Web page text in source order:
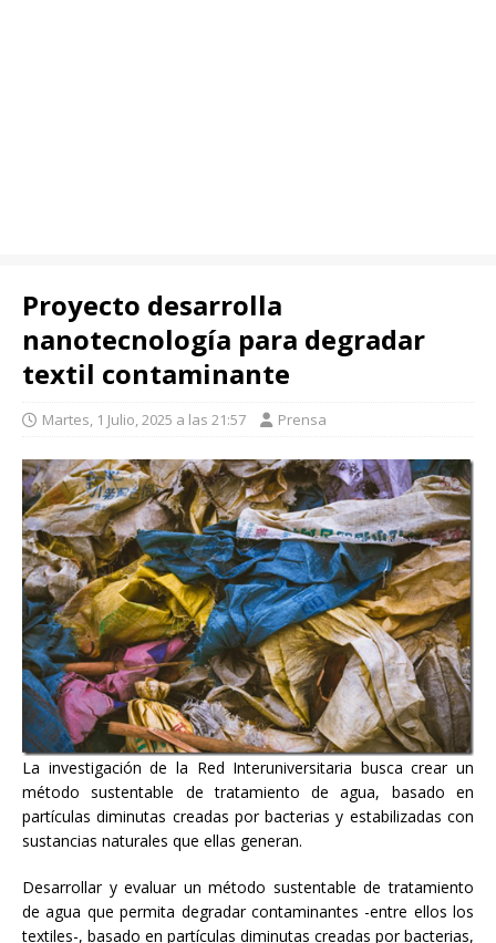
Proyecto desarrolla
nanotecnología para degradar
textil contaminante
Martes, 1 Julio, 2025 a las 21:57 Prensa
La investigación de la Red Interuniversitaria busca crear un
método sustentable de tratamiento de agua, basado en
partículas diminutas creadas por bacterias y estabilizadas con
sustancias naturales que ellas generan.
Desarrollar y evaluar un método sustentable de tratamiento
de agua que permita degradar contaminantes -entre ellos los
textiles-, basado en partículas diminutas creadas por bacterias,